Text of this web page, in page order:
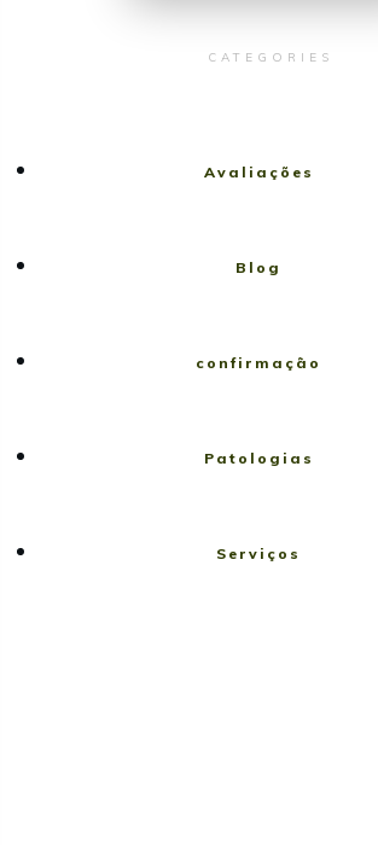
CATEGORIES
Avaliações
Blog
confirmação
Patologias
Serviços